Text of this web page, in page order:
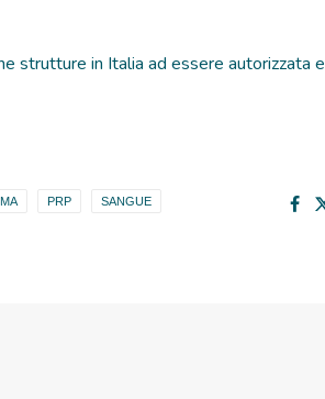
strutture in Italia ad essere autorizzata e
PRP SANGUE